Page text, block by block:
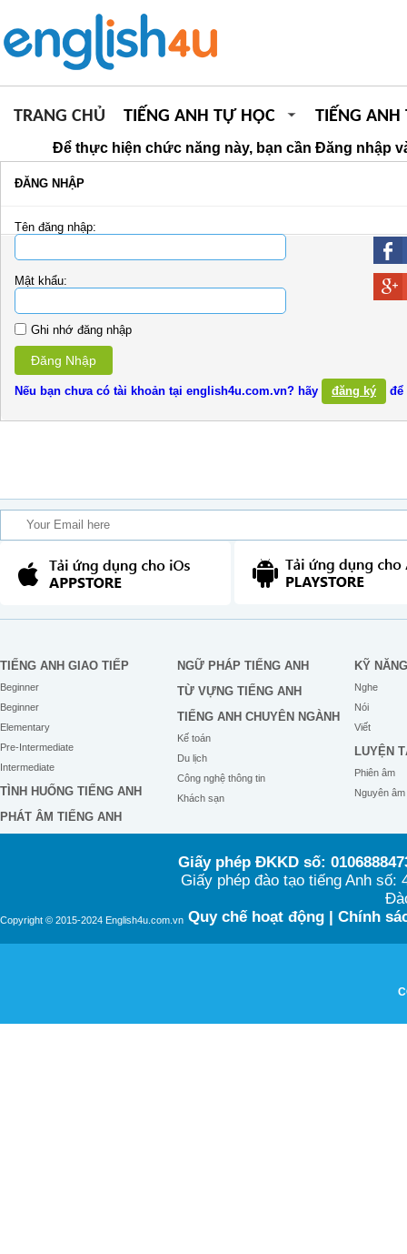
TRANG CHỦ TIẾNG ANH TỰ HỌC TIẾNG ANH
Để thực hiện chức năng này, bạn cần Đăng nhập
ĐĂNG NHẬP
Tên đăng nhập:
Mật khẩu:
Ghi nhớ đăng nhập
Đăng Nhập
Nếu bạn chưa có tài khoản tại english4u.com.vn? hãy đăng ký để
TIẾNG ANH GIAO TIẾP
Beginner
Beginner
Elementary
Pre-Intermediate
Intermediate
TÌNH HUỐNG TIẾNG ANH
PHÁT ÂM TIẾNG ANH
NGỮ PHÁP TIẾNG ANH
TỪ VỰNG TIẾNG ANH
TIẾNG ANH CHUYÊN NGÀNH
Kế toán
Du lịch
Công nghệ thông tin
Khách sạn
KỸ NĂNG
Nghe
Nói
Viết
LUYỆN
Phiên âm
Nguyên âm
Copyright © 2015-2024 English4u.com.vn
Giấy phép ĐKKD số:
Giấy phép đào tạo tiếng Anh
Quy chế hoạt động| Chính